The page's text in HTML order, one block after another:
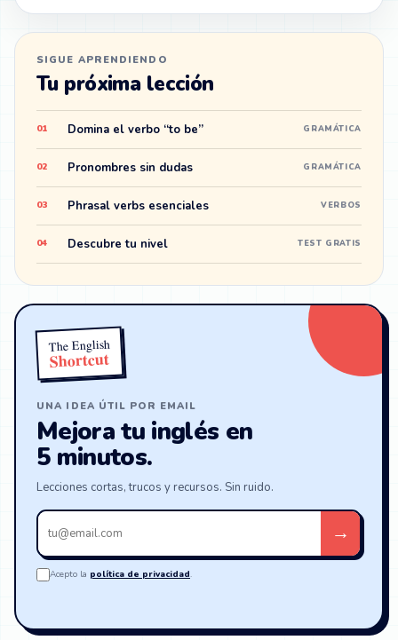
SIGUE APRENDIENDO
Tu próxima lección
01 Domina el verbo “to be” GRAMÁTICA
02 Pronombres sin dudas GRAMÁTICA
03 Phrasal verbs esenciales VERBOS
04 Descubre tu nivel TEST GRATIS
The English
Shortcut
UNA IDEA ÚTIL POR EMAIL
Mejora tu inglés en
5 minutos.
Lecciones cortas, trucos y recursos. Sin ruido.
Tu
email
→
Acepto la política de privacidad.